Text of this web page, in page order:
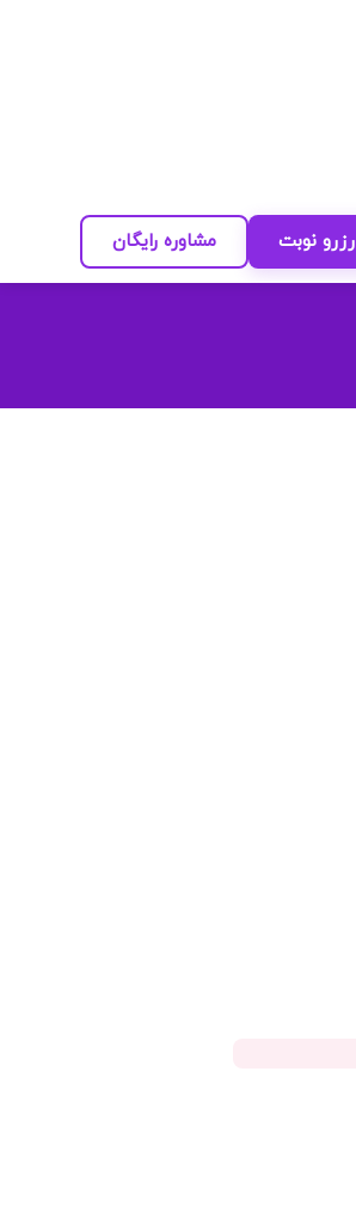
رزرو نوبت مشاوره رایگان